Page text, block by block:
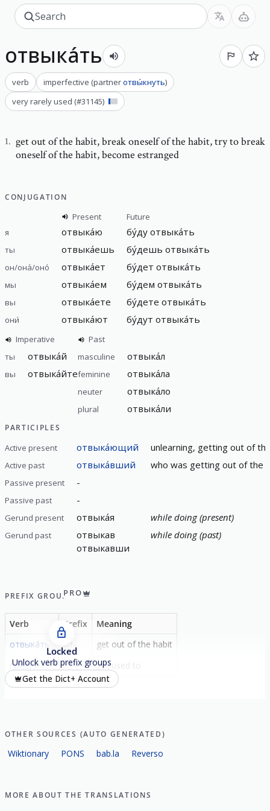
отвыка́ть
verb imperfective (partnerотвы́кнуть)
very rarely used (#31145)
1. get out of the habit,break oneself of the habit, try to break
oneself of the habit, become estranged
CONJUGATION
Present
Future
я
отвыка́ю бу́ду отвыка́ть
ты отвыка́ешь бу́дешь отвыка́ть
он/она́/оно́ отвыка́ет бу́дет отвыка́ть
мы отвыка́ем бу́дем отвыка́ть
вы отвыка́ете бу́дете отвыка́ть
они́ отвыка́ют бу́дут отвыка́ть
Imperative
ты
отвыка́й
вы отвыка́йте
Past
masculine
отвыка́л
feminine отвыка́ла
neuter отвыка́ло
plural отвыка́ли
PARTICIPLES
Active present отвыка́ющий unlearning, getting out of
Active past отвыка́вший who was getting out of the
Passive present -
Passive past -
Gerund present отвыка́я while doing (present)
Gerund past
отвыкав
отвыкавши
while doing (past)
PREFIX GROUPPRO
Verb Prefix
Meaning
отвыка́ть
от-
get out of the habit
привыка́ть
при- get used to
Locked
Unlock verb prefix groups
Get the Dict+ Account
OTHER SOURCES (AUTO GENERATED)
Wiktionary PONS bab.la Reverso
MORE ABOUT THE TRANSLATIONS